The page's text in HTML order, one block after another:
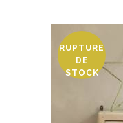
RUPTURE
DE
STOCK